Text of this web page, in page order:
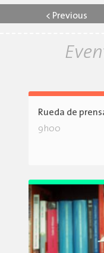
< Previous
Rueda de
9h00